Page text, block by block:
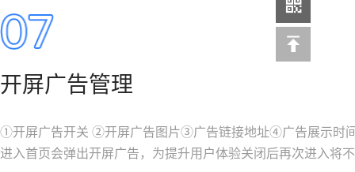
开屏广告管理
①开屏广告开关 ②开屏广告图片③广告链接地址④广告展示时
进入首页会弹出开屏广告，为提升用户体验关闭后再次进入将